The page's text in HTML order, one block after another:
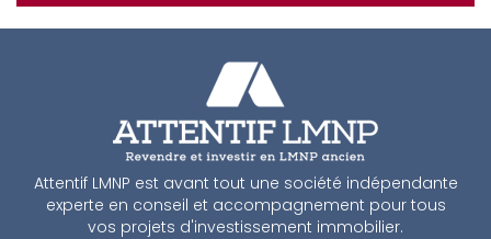
Attentif LMNP est avant tout une société indépendante
experte en conseil et accompagnement pour tous
vos projets d'investissement immobilier.